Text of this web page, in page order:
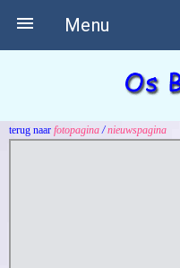
Menu

terug naar fotopagina /nieuwspagina